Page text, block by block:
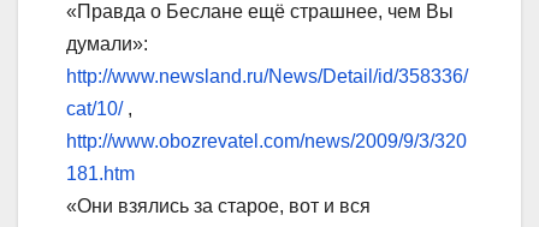
«Правда о Беслане ещё страшнее, чем Вы
думали»:
http://www.newsland.ru/News/Detail/id/358336/
cat/10/,
http://www.obozrevatel.com/news/2009/9/3/320
181.htm
«Они взялись за старое, вот и вся